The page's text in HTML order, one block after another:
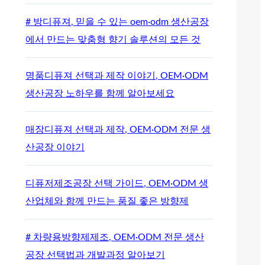
# 방디퓨져, 믿을 수 있는 oem·odm 생산공장
에서 만드는 맞춤형 향기 솔루션의 모든 것
명품디퓨져 선택과 제작 이야기, OEM·ODM
생산공장 노하우를 함께 알아보세요
매장디퓨져 선택과 제작, OEM·ODM 전문 생
산공장 이야기
디퓨저제조공장 선택 가이드, OEM·ODM 생
산업체와 함께 만드는 품질 좋은 방향제
# 차량용방향제제조, OEM·ODM 전문 생산
공장 선택법과 개발과정 알아보기